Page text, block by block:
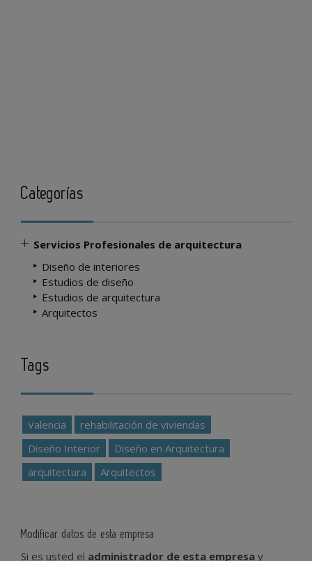
Categorías
Servicios Profesionales de arquitectura
Diseño de interiores
Estudios de diseño
Estudios de arquitectura
Arquitectos
Tags
Valencia
rehabilitación de viviendas
Diseño Interior
Diseño en Arquitectura
arquitectura
Arquitectos
Modificar datos de esta empresa
Si es usted el administrador de esta empresa y